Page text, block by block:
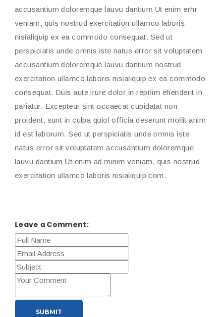
accusantium doloremque lauvu dantium Ut enim erhr
veniam, quis nostrud exercitation ullamco laboris
nisialiquip ex ea commodo consequat. Sed ut
perspiciatis unde omnis iste natus error sit voluptatem
accusantium doloremque lauvu dantium nostrud
exercitation ullamco laboris nisialiquip ex ea commodo
consequat. Duis aute irure dolor in reprlim ehenderit in
pariatur. Excepteur sint occaecat cupidatat non
proident, sunt in culpa quiol officia deserunt mollit anim
id est laborum. Sed ut perspiciatis unde omnis iste
natus error sit voluptatem accusantium doloremque
lauvu dantium Ut enim ad minim veniam, quis nostrud
exercitation ullamco laboris nisialiquip com.
Leave a Comment:
SUBMIT